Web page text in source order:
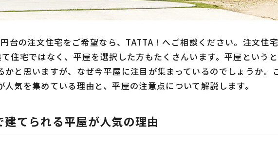
台の注文住宅をご希望なら、TATTA！へご相談ください。注文住
住宅ではなく、平屋を選択した方もたくさんいます。平屋という
かと思いますが、なぜ今平屋に注目が集まっているのでしょうか。
人気を集めている理由と、平屋の注意点について解説します。
建てられる平屋が人気の理由